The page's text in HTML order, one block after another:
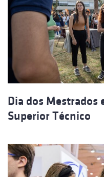
Dia dos
Superior Técnico